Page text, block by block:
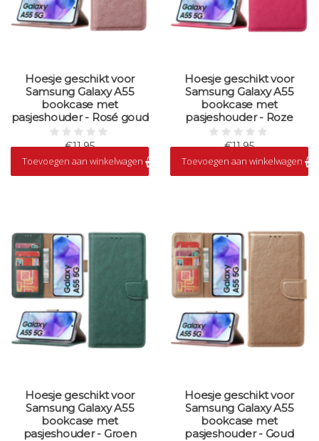
Hoesje geschikt voor
Samsung Galaxy A55
bookcase met
pasjeshouder - Rosé goud
€11,95
Op voorraad
Toevoegen aan winkelwagen
Hoesje geschikt voor
Samsung Galaxy A55
bookcase met
pasjeshouder - Roze
€11,95
Op voorraad
Toevoegen aan winkelwagen
Hoesje geschikt voor
Samsung Galaxy A55
bookcase met
pasjeshouder - Groen
Hoesje geschikt voor
Samsung Galaxy A55
bookcase met
pasjeshouder - Goud